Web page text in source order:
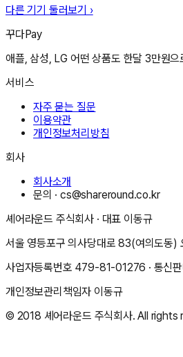
다른 기기 둘러보기 ›
꾸다Pay
애플, 삼성, LG 어떤 상품도 한달 3만원으
서비스
자주 묻는 질문
이용약관
개인정보처리방침
회사
회사소개
문의 ·cs@shareround.co.kr
셰어라운드 주식회사 · 대표 이동규
서울 영등포구 의사당대로 83(여의도동)
사업자등록번호 479-81-01276 · 통신
개인정보관리책임자 이동규
© 2018 셰어라운드 주식회사. All rights